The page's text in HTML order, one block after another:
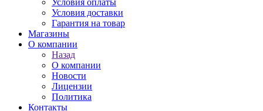
Условия оплаты
Условия доставки
Гарантия на товар
Магазины
О компании
Назад
О компании
Новости
Лицензии
Политика
Контакты